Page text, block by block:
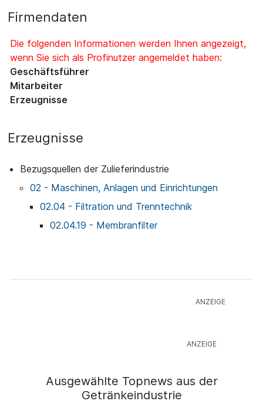
Firmendaten
Die folgenden Informationen werden Ihnen angezeigt,
wenn Sie sich als Profinutzer angemeldet haben:
Geschäftsführer
Mitarbeiter
Erzeugnisse
Erzeugnisse
Bezugsquellen der Zulieferindustrie
02 - Maschinen, Anlagen und Einrichtungen
02.04 - Filtration und Trenntechnik
02.04.19 - Membranfilter
Ausgewählte Topnews aus der
Getränkeindustrie